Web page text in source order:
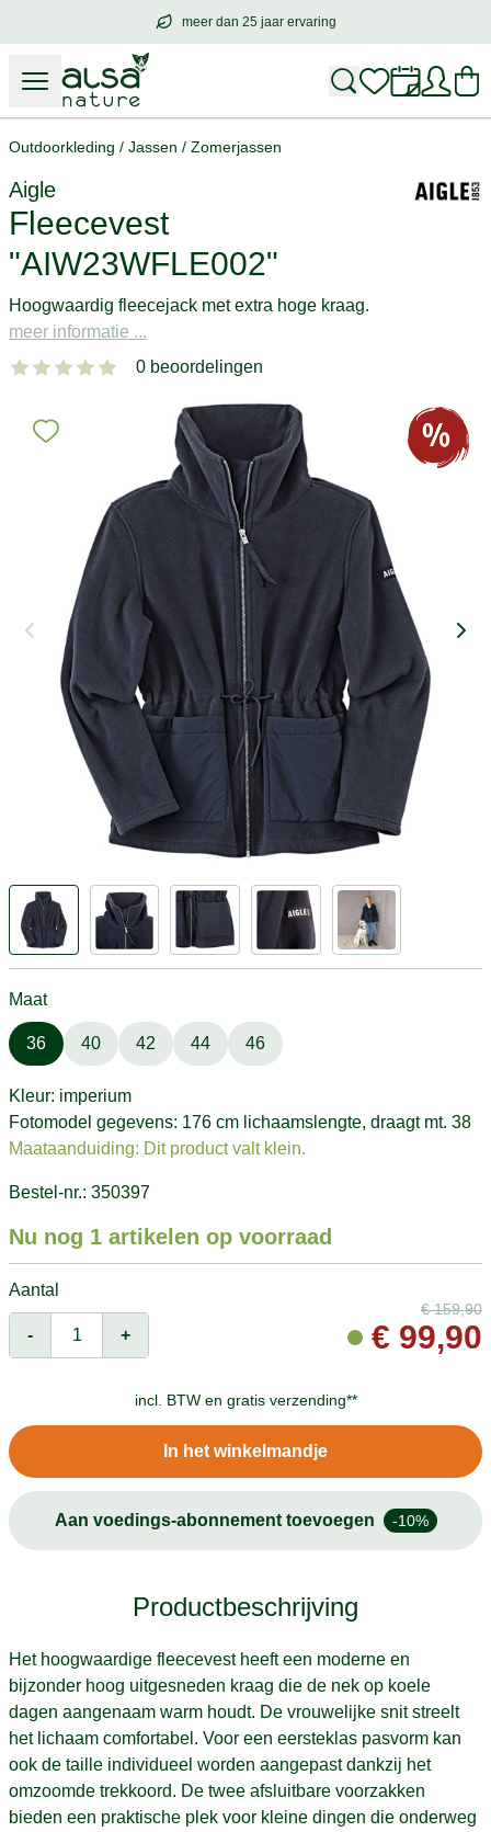
meer dan 25 jaar ervaring
meer dan25 jaar ervaring
Outdoorkleding / Jassen / Zomerjassen
Aigle
Fleecevest
"AIW23WFLE002"
Hoogwaardig fleecejack met extra hoge kraag.
meer informatie ...
0 beoordelingen
Maat
36 40 42 44 46
Kleur: imperium
Fotomodel gegevens: 176 cm lichaamslengte, draagt mt. 38
Maataanduiding: Dit product valt klein.
Bestel-nr.: 350397
Nu nog 1 artikelen op voorraad
Aantal
- +
€159,90
€ 99,90
incl. BTW en gratis verzending**
In het winkelmandje
Aan voedings-abonnement toevoegen -10%
Productbeschrijving
Het hoogwaardige fleecevest heeft een moderne en
bijzonder hoog uitgesneden kraag die de nek op koele
dagen aangenaam warm houdt. De vrouwelijke snit streelt
het lichaam comfortabel. Voor een eersteklas pasvorm kan
ook de taille individueel worden aangepast dankzij het
omzoomde trekkoord. De twee afsluitbare voorzakken
bieden een praktische plek voor kleine dingen die onderweg